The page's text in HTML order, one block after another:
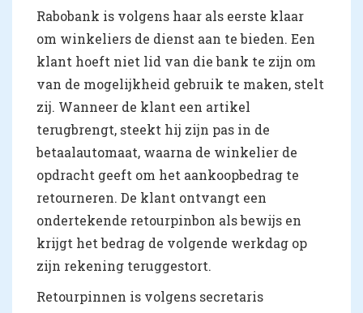
Rabobank is volgens haar als eerste klaar
om winkeliers de dienst aan te bieden. Een
klant hoeft niet lid van die bank te zijn om
van de mogelijkheid gebruik te maken, stelt
zij. Wanneer de klant een artikel
terugbrengt, steekt hij zijn pas in de
betaalautomaat, waarna de winkelier de
opdracht geeft om het aankoopbedrag te
retourneren. De klant ontvangt een
ondertekende retourpinbon als bewijs en
krijgt het bedrag de volgende werkdag op
zijn rekening teruggestort.
Retourpinnen is volgens secretaris